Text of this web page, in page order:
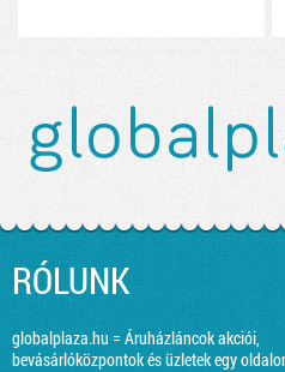
RÓLUNK
globalplaza.hu = Áruházláncok akciói,
bevásárlóközpontok és üzletek egy